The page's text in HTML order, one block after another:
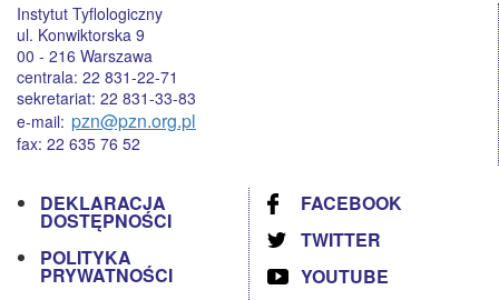
Instytut Tyflologiczny
ul. Konwiktorska 9
00 - 216 Warszawa
centrala: 22 831-22-71
sekretariat: 22 831-33-83
e-mail: pzn@pzn.org.pl
fax: 22 635 76 52
DEKLARACJA
DOSTĘPNOŚCI
POLITYKA
PRYWATNOŚCI
FACEBOOK
TWITTER
YOUTUBE